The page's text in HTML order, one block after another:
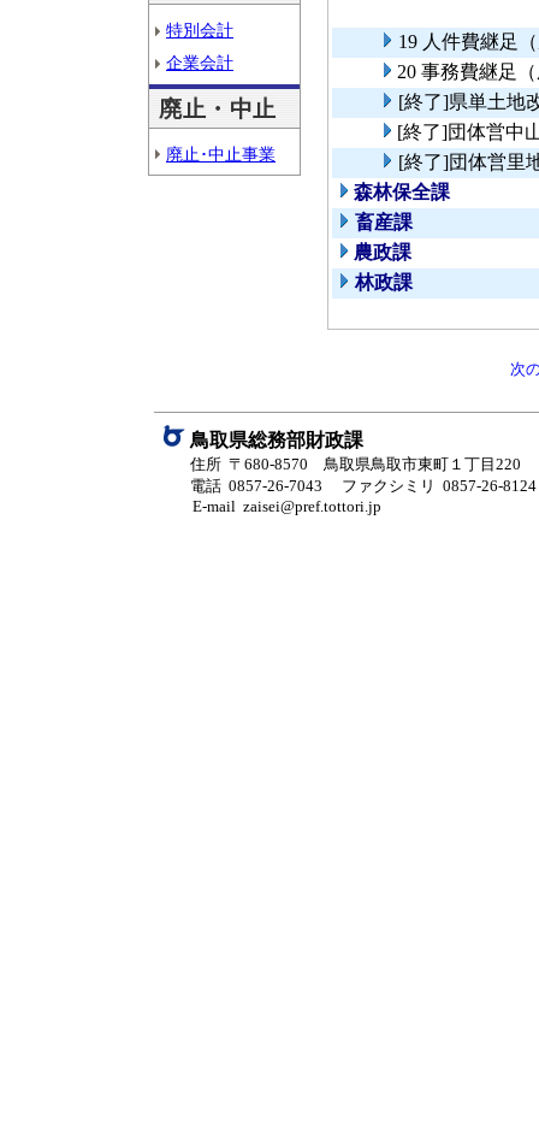
特別会計
企業会計
廃止・中止
廃止･中止事業
19 人件費継足
20 事務費継足
[終了]県単土地
[終了]団体営中
[終了]団体営里
森林保全課
畜産課
農政課
林政課
次
鳥取県総務部財政課
住所 〒680-8570 鳥取県鳥取市東町１丁目220
電話 0857-26-7043
ファクシミリ 0857-26-8124
E-mail zaisei@pref.tottori.jp